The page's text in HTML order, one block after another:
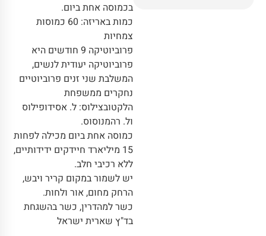
בכמוסה אחת ביום.
כמות באריזה: 60 כמוסות
צמחיות
פרוביוטיקה 9 חודשים היא
פרוביוטיקה יעודית לנשים,
המשלבת שני זנים פרוביוטיים
נחקרים ממשפחת
הלקטובצילוס: ל. אסידופילוס
ול. רהמנוסוס.
כמוסה אחת ביום מכילה לפחות
15 מיליארד חיידקים ידידותיים,
ללא רכיבי חלב.
יש לשמור במקום קריר ויבש,
הרחק מחום, אור ולחות.
כשר למהדרין, כשר בהשגחת
בד"ץ שארית ישראל